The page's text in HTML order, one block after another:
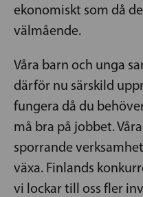
ekonomiskt som då
välmående.
Våra barn och unga
därför nu särskild
fungera då du
må bra på jobbet.
sporrande
växa. Finlands
vi lockar till oss fler